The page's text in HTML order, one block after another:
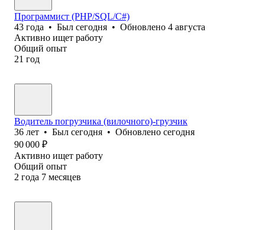
Программист (PHP/SQL/C#)
43 года • Был сегодня • Обновлено 4 августа
Активно ищет работу
Общий опыт
21 год
Водитель погрузчика (вилочного)-грузчик
36 лет • Был сегодня • Обновлено сегодня
90 000 ₽
Активно ищет работу
Общий опыт
2 года 7 месяцев